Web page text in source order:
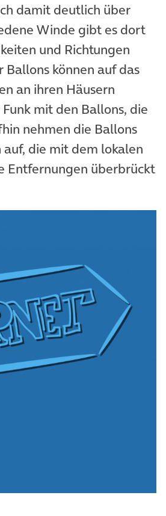
damit deutlich über
Winde gibt es dort
und Richtungen
können auf das
an ihren Häusern
mit den Ballons, die
nehmen die Ballons
die mit dem lokalen
Entfernungen überbrückt